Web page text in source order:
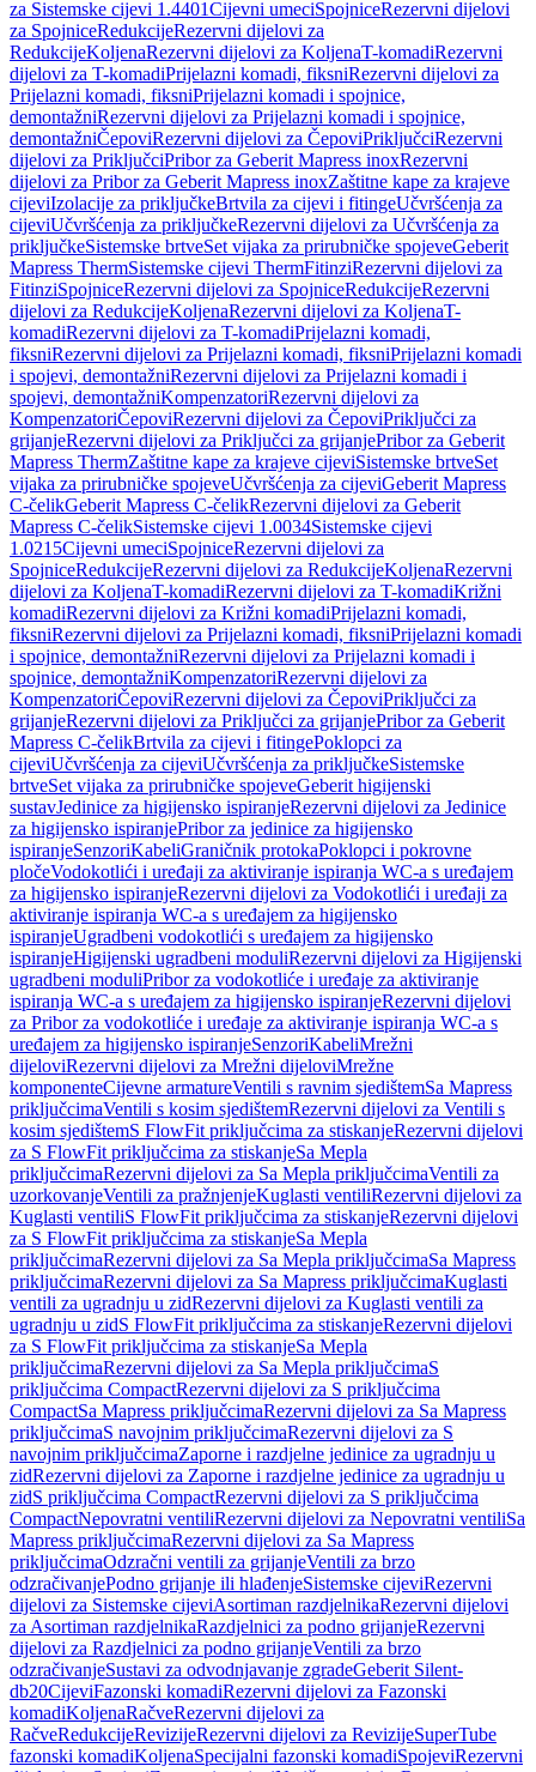
za Sistemske cijevi 1.4401Cijevni umeciSpojniceRezervni dijelovi
za SpojniceRedukcijeRezervni dijelovi za
RedukcijeKoljenaRezervni dijelovi za KoljenaT-komadiRezervni
dijelovi za T-komadiPrijelazni komadi, fiksniRezervni dijelovi za
Prijelazni komadi, fiksniPrijelazni komadi i spojnice,
demontažniRezervni dijelovi za Prijelazni komadi i spojnice,
demontažniČepoviRezervni dijelovi za ČepoviPriključciRezervni
dijelovi za PriključciPribor za Geberit Mapress inoxRezervni
dijelovi za Pribor za Geberit Mapress inoxZaštitne kape za krajeve
cijeviIzolacije za priključkeBrtvila za cijevi i fitingeUčvršćenja za
cijeviUčvršćenja za priključkeRezervni dijelovi za Učvršćenja za
priključkeSistemske brtveSet vijaka za prirubničke spojeveGeberit
Mapress ThermSistemske cijevi ThermFitinziRezervni dijelovi za
FitinziSpojniceRezervni dijelovi za SpojniceRedukcijeRezervni
dijelovi za RedukcijeKoljenaRezervni dijelovi za KoljenaT-
komadiRezervni dijelovi za T-komadiPrijelazni komadi,
fiksniRezervni dijelovi za Prijelazni komadi, fiksniPrijelazni komadi
i spojevi, demontažniRezervni dijelovi za Prijelazni komadi i
spojevi, demontažniKompenzatoriRezervni dijelovi za
KompenzatoriČepoviRezervni dijelovi za ČepoviPriključci za
grijanjeRezervni dijelovi za Priključci za grijanjePribor za Geberit
Mapress ThermZaštitne kape za krajeve cijeviSistemske brtveSet
vijaka za prirubničke spojeveUčvršćenja za cijeviGeberit Mapress
C-čelikGeberit Mapress C-čelikRezervni dijelovi za Geberit
Mapress C-čelikSistemske cijevi 1.0034Sistemske cijevi
1.0215Cijevni umeciSpojniceRezervni dijelovi za
SpojniceRedukcijeRezervni dijelovi za RedukcijeKoljenaRezervni
dijelovi za KoljenaT-komadiRezervni dijelovi za T-komadiKrižni
komadiRezervni dijelovi za Križni komadiPrijelazni komadi,
fiksniRezervni dijelovi za Prijelazni komadi, fiksniPrijelazni komadi
i spojnice, demontažniRezervni dijelovi za Prijelazni komadi i
spojnice, demontažniKompenzatoriRezervni dijelovi za
KompenzatoriČepoviRezervni dijelovi za ČepoviPriključci za
grijanjeRezervni dijelovi za Priključci za grijanjePribor za Geberit
Mapress C-čelikBrtvila za cijevi i fitingePoklopci za
cijeviUčvršćenja za cijeviUčvršćenja za priključkeSistemske
brtveSet vijaka za prirubničke spojeveGeberit higijenski
sustavJedinice za higijensko ispiranjeRezervni dijelovi za Jedinice
za higijensko ispiranjePribor za jedinice za higijensko
ispiranjeSenzoriKabeliGraničnik protokaPoklopci i pokrovne
pločeVodokotlići i uređaji za aktiviranje ispiranja WC-a s uređajem
za higijensko ispiranjeRezervni dijelovi za Vodokotlići i uređaji za
aktiviranje ispiranja WC-a s uređajem za higijensko
ispiranjeUgradbeni vodokotlići s uređajem za higijensko
ispiranjeHigijenski ugradbeni moduliRezervni dijelovi za Higijenski
ugradbeni moduliPribor za vodokotliće i uređaje za aktiviranje
ispiranja WC-a s uređajem za higijensko ispiranjeRezervni dijelovi
za Pribor za vodokotliće i uređaje za aktiviranje ispiranja WC-a s
uređajem za higijensko ispiranjeSenzoriKabeliMrežni
dijeloviRezervni dijelovi za Mrežni dijeloviMrežne
komponenteCijevne armatureVentili s ravnim sjedištemSa Mapress
priključcimaVentili s kosim sjedištemRezervni dijelovi za Ventili s
kosim sjedištemS FlowFit priključcima za stiskanjeRezervni dijelovi
za S FlowFit priključcima za stiskanjeSa Mepla
priključcimaRezervni dijelovi za Sa Mepla priključcimaVentili za
uzorkovanjeVentili za pražnjenjeKuglasti ventiliRezervni dijelovi za
Kuglasti ventiliS FlowFit priključcima za stiskanjeRezervni dijelovi
za S FlowFit priključcima za stiskanjeSa Mepla
priključcimaRezervni dijelovi za Sa Mepla priključcimaSa Mapress
priključcimaRezervni dijelovi za Sa Mapress priključcimaKuglasti
ventili za ugradnju u zidRezervni dijelovi za Kuglasti ventili za
ugradnju u zidS FlowFit priključcima za stiskanjeRezervni dijelovi
za S FlowFit priključcima za stiskanjeSa Mepla
priključcimaRezervni dijelovi za Sa Mepla priključcimaS
priključcima CompactRezervni dijelovi za S priključcima
CompactSa Mapress priključcimaRezervni dijelovi za Sa Mapress
priključcimaS navojnim priključcimaRezervni dijelovi za S
navojnim priključcimaZaporne i razdjelne jedinice za ugradnju u
zidRezervni dijelovi za Zaporne i razdjelne jedinice za ugradnju u
zidS priključcima CompactRezervni dijelovi za S priključcima
CompactNepovratni ventiliRezervni dijelovi za Nepovratni ventiliSa
Mapress priključcimaRezervni dijelovi za Sa Mapress
priključcimaOdzračni ventili za grijanjeVentili za brzo
odzračivanjePodno grijanje ili hlađenjeSistemske cijeviRezervni
dijelovi za Sistemske cijeviAsortiman razdjelnikaRezervni dijelovi
za Asortiman razdjelnikaRazdjelnici za podno grijanjeRezervni
dijelovi za Razdjelnici za podno grijanjeVentili za brzo
odzračivanjeSustavi za odvodnjavanje zgradeGeberit Silent-
db20CijeviFazonski komadiRezervni dijelovi za Fazonski
komadiKoljenaRačveRezervni dijelovi za
RačveRedukcijeRevizijeRezervni dijelovi za RevizijeSuperTube
fazonski komadiKoljenaSpecijalni fazonski komadiSpojeviRezervni